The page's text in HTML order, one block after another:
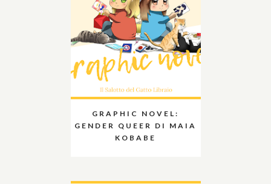
GRAPHIC NOVEL:
GENDER QUEER DI MAIA
KOBABE